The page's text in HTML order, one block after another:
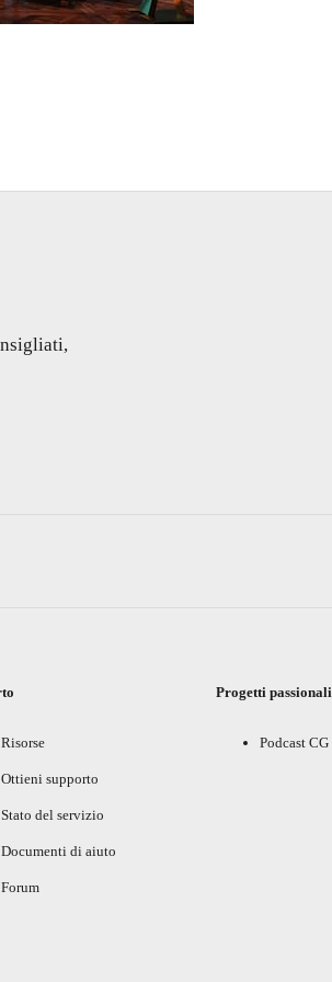
Risorse
Ottieni supporto
Stato del servizio
Documenti di aiuto
Forum
Progetti passionali
Podcast CG